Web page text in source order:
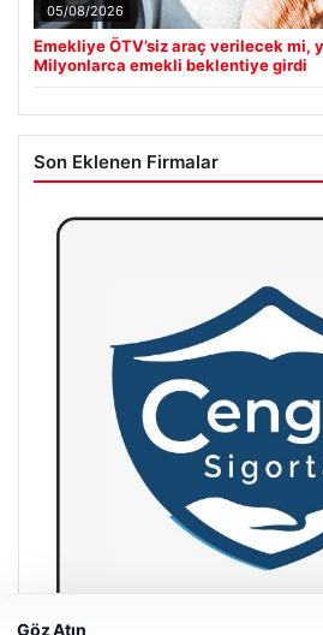
05/08/2026
Emekliye ÖTV’siz araç verilecek mi,
Milyonlarca emekli beklentiye girdi
Son Eklenen Firmalar
Göz Atın